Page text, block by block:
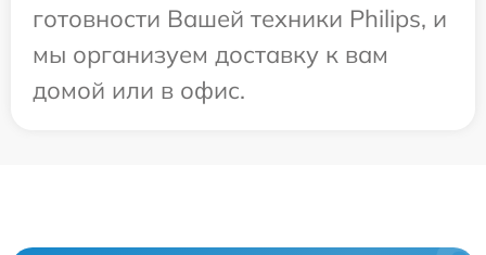
готовности Вашей техники Philips, и
мы организуем доставку к вам
домой или в офис.